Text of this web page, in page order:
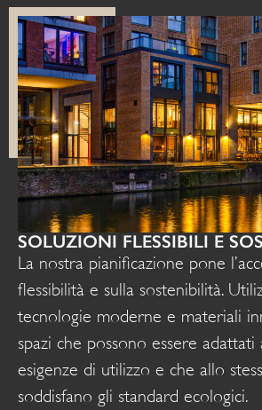
SOLUZIONI FLESSIBILI E
La nostra pianificazione pone
flessibilità e sulla sostenibilità.
tecnologie moderne e materiali
spazi che possono essere
esigenze di utilizzo e che allo
soddisfano gli standard ecologici.